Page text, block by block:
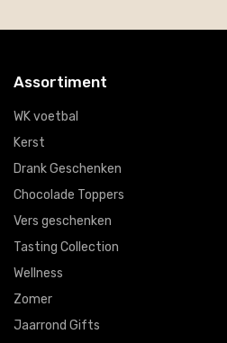
Assortiment
WK voetbal
Kerst
Drank Geschenken
Chocolade Toppers
Vers geschenken
Tasting Collection
Wellness
Zomer
Jaarrond Gifts